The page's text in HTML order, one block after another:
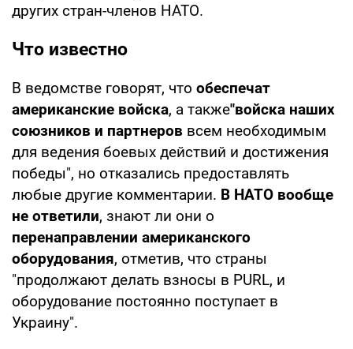
других стран-членов НАТО.
Что известно
В ведомстве говорят, что обеспечат
американские войска, а также"войска наших
союзников и партнеров всем необходимым
для ведения боевых действий и достижения
победы", но отказались предоставлять
любые другие комментарии. В НАТО вообще
не ответили, знают ли они о
перенаправлении американского
оборудования, отметив, что страны
"продолжают делать взносы в PURL, и
оборудование постоянно поступает в
Украину".